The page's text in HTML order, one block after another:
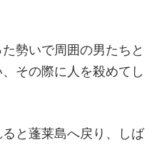
勢いで周囲の男たちと
その際に人を殺めてし
と蓬莱島へ戻り、しば